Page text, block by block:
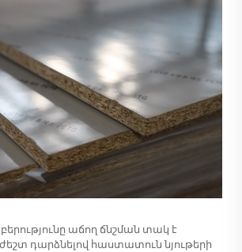
աճող ճնշման տակ է
դարձնելով հաստատուն նյութերի